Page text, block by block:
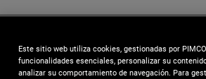
Este sitio web utiliza cookies, gestionadas por
funcionalidades esenciales, personalizar su
analizar su comportamiento de navegación. Para